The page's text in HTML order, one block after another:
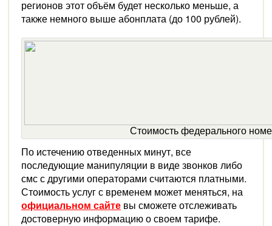
регионов этот объём будет несколько меньше, а
также немного выше абонплата (до 100 рублей).
Стоимость федерального
По истечению отведенных минут, все
последующие манипуляции в виде звонков либо
смс с другими операторами считаются платными.
Стоимость услуг с временем может меняться, на
официальном сайте вы сможете отслеживать
достоверную информацию о своем тарифе.